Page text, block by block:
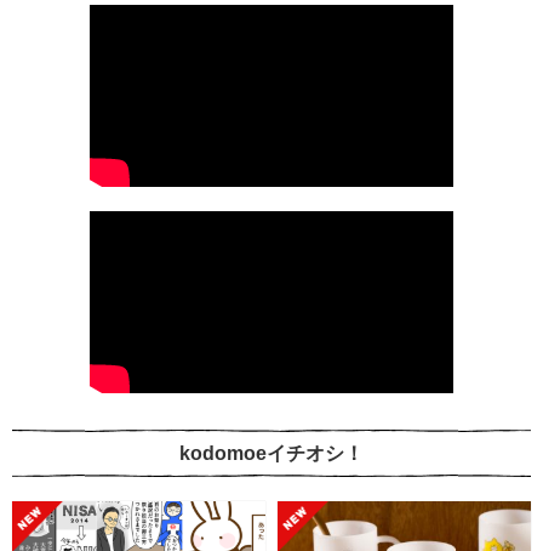
kodomoeイチオシ！